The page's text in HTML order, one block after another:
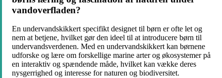
vandoverfladen?
En undervandskikkert specifikt designet til børn er ofte let og
nem at betjene, hvilket gør den ideel til at introducere børn til
undervandsverdenen. Med en undervandskikkert kan børnene
udforske og lære om forskellige marine arter og økosystemer på
en interaktiv og spændende måde, hvilket kan vække deres
nysgerrighed og interesse for naturen og biodiversitet.